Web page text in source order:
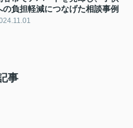
の負担軽減につなげた相談事例
事